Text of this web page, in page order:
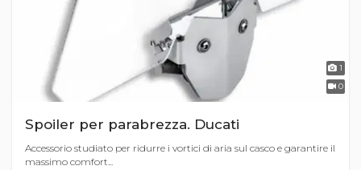
1
0
Spoiler per parabrezza. Ducati
Accessorio studiato per ridurre i vortici di aria sul casco e garantire il
massimo comfort...